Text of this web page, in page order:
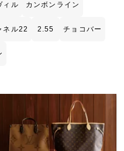
ィル カンボンライン
ネル22 2.55 チョコバー